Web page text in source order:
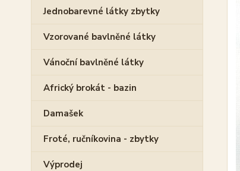
Jednobarevné látky zbytky
Vzorované bavlněné látky
Vánoční bavlněné látky
Africký brokát - bazin
Damašek
Froté, ručníkovina - zbytky
Výprodej